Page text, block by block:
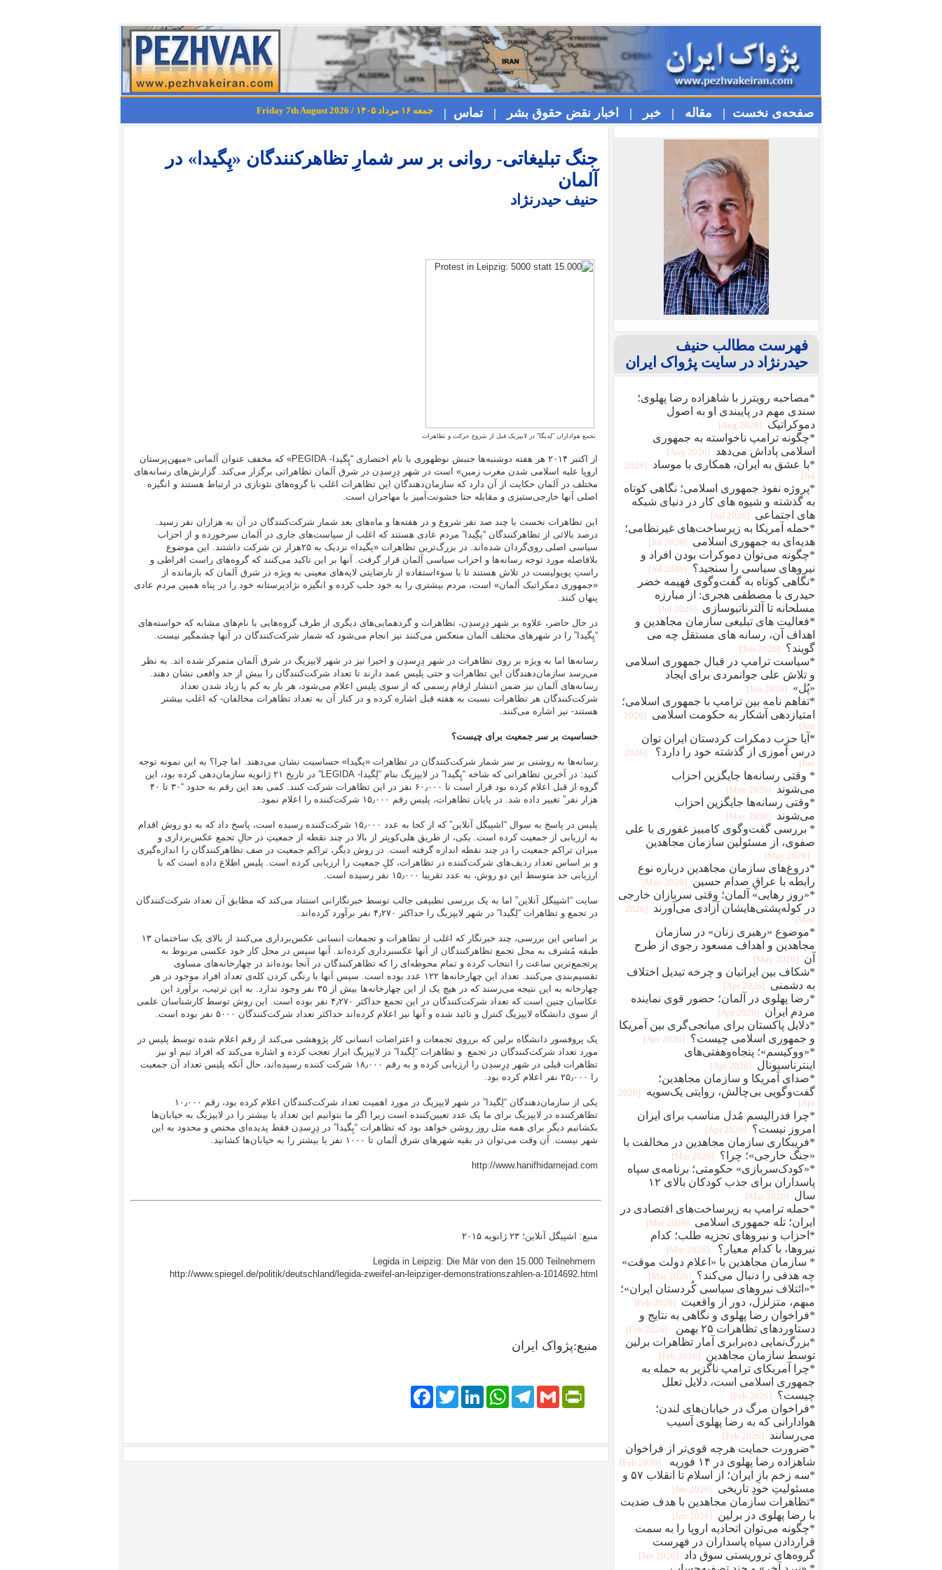
صفحه‌ی نخست | مقاله | خبر | اخبار نقض حقوق بشر | تماس | جمعه ۱۶ مرداد ۱۴۰۵ / Friday 7th August 2026
جنگ تبلیغاتی- روانی بر سر شمارِ تظاهرکنندگان «پِگیدا» در
آلمان
حنیف حیدرنژاد
تجمع هواداران "لِدیگا" در لایپزیک قبل از شروع حرکت و تظاهرات
از اکتبر ۲۰۱۴ هر هفته دوشنبه‌ها جنبش نوظهوری با نام اختصاری “پِگیدا- PEGIDA» که مخفف عنوان آلمانی «میهن‌پرستان
اروپا علیه اسلامی شدن مغرب زمین» است در شهر دِرِسدِن در شرق آلمان تظاهراتی برگزار می‌کند. گزارش‌های رسانه‌های
مختلف در آلمان حکایت از آن دارد که سازمان‌دهندگان این تظاهرات اغلب با گروه‌های نئونازی در ارتباط هستند و انگیزه
اصلی آنها خارجی‌ستیزی و مقابله حتا خشونت‌آمیز با مهاجران است.
این تظاهرات نخست با چند صد نفر شروع و در هفته‌ها و ماه‌های بعد شمار شرکت‌کنندگان در آن به هزاران نفر رسید.
درصد بالائی از تظاهرکنندگان “پگِیدا” مردم عادی هستند که اغلب از سیاست‌های جاری در آلمان سرخورده و از احزاب
سیاسی اصلی روی‌گردان شده‌اند. در بزرگ‌ترین تظاهرات «پگیدا» نزدیک به ۲۵هزار تن شرکت داشتند. این موضوع
بلافاصله مورد توجه رسانه‌ها و احزاب سیاسی آلمان قرار گرفت. آنها بر این تاکید می‌کنند که گروه‌های راست افراطی و
راستِ پوپولیست در تلاش هستند تا با سوءاستفاده از نارضایتی لایه‌های معینی به ویژه در شرق آلمان که بازمانده از
«جمهوری دمکراتیک آلمان» است، مردم بیشتری را به خود جلب کرده و انگیزه نژادپرستانه خود را در پناه همین مردم عادی
پنهان کنند.
در حال حاضر، علاوه بر شهر دِرِسدِن، تظاهرات و گردهمایی‌های دیگری از طرف گروه‌هایی با نام‌های مشابه که خواسته‌های
“پِگیدا” را در شهرهای مختلف آلمان منعکس می‌کنند نیز انجام می‌شود که شمار شرکت‌کنندگان در آنها چشمگیر نیست.
رسانه‌ها اما به ویژه بر روی تظاهرات در شهر دِرِسدِن و اخیرا نیز در شهر لایپزیگ در شرق آلمان متمرکز شده‌ اند. به نظر
می‌رسد سازمان‌دهندگان این تظاهرات و حتی پلیس عمد دارند تا تعداد شرکت‌کنندگان را بیش از حد واقعی نشان دهند.
رسانه‌های آلمان نیز ضمن انتشار ارقام رسمی که از سوی پلیس اعلام می‌شود، هر بار به کم یا زیاد شدن تعداد
شرکت‌کنندگان هر تظاهرات نسبت به هفته قبل اشاره کرده و در کنار آن به تعداد تظاهرات مخالفان- که اغلب بیشتر
هستند- نیز اشاره می‌کنند.
حساسیت بر سر جمعیت برای چیست؟
رسانه‌ها به روشنی بر سر شمار شرکت‌کنندگان در تظاهرات «پگیدا» حساسیت نشان می‌دهند. اما چرا؟ به این نمونه توجه
کنید: در آخرین تظاهراتی که شاخه “پِگیدا” در لایپزیگ بنام “لِگیدا- LEGIDA” در تاریخ ۲۱ ژانویه سازمان‌دهی کرده بود، این
گروه از قبل اعلام کرده بود قرار است تا ۶۰٫۰۰۰ نفر در این تظاهرات شرکت کنند. کمی بعد این رقم به حدود “۳۰ تا ۴۰
هزار نفر” تغییر داده شد. در پایان تظاهرات، پلیس رقم ۱۵٫۰۰۰ شرکت‌کننده را اعلام نمود.
پلیس در پاسخ به سوال “اشپیگل آنلاین” که از کجا به عدد ۱۵٫۰۰۰ شرکت‌کننده رسیده است، پاسخ داد که به دو روش اقدام
به ارزیابی از جمعیت کرده است. یکی، از طریق هلی‌کوپتر از بالا در چند نقطه از جمعیتِ در حالِ تجمع عکس‌برداری و
میزان تراکم جمعیت را در چند نقطه اندازه گرفته است. در روش دیگر، تراکم جمعیت در صف تظاهرکنندگان را اندازه‌گیری
و بر اساس تعداد ردیف‌های شرکت‌کننده در تظاهرات، کلِ جمعیت را ارزیابی کرده است. پلیس اطلاع داده است که با
ارزیابی حد متوسط این دو روش، به عدد تقریبا ۱۵٫۰۰۰ نفر رسیده است.
سایت “اشپیگل آنلاین” اما به یک بررسی تطبیقی جالب توسط خبرنگارانی استناد می‌کند که مطابق آن تعداد شرکت‌کنندگان
در تجمع و تظاهرات “لِگیدا” در شهر لایپزیگ را حداکثر ۴٫۲۷۰ نفر برآورد کرده‌اند.
بر اساس این بررسی، چند خبرنگار که اغلب از تظاهرات و تجمعات انسانی عکس‌برداری می‌کنند از بالای یک ساختمان ۱۳
طبقه مُشرف به محل تجمع تظاهرکنندگان از آنها عکسبرداری کرده‌اند. آنها سپس در محل کار خود عکسی مربوط به
پرتجمع‌ترین ساعت را انتخاب کرده و تمام محوطه‌ای را که تظاهرکنندگان در آنجا بوده‌اند در چهارخانه‌های مساوی
تقسیم‌بندی می‌کنند. تعداد این چهارخانه‌ها ۱۲۲ عدد بوده است. سپس آنها با رنگی کردن کله‌ی تعداد افراد موجود در هر
چهارخانه به این نتیجه می‌رسند که در هیچ یک از این چهارخانه‌ها بیش از ۳۵ نفر وجود ندارد. به این ترتیب، برآورد این
عکاسان چنین است که تعداد شرکت‌کنندگان در این تجمع حداکثر ۴٫۲۷۰ نفر بوده است. این روش توسط کارشناسان علمی
از سوی دانشگاه لایپزیگ کنترل و تائید شده و آنها نیز اعلام کرده‌اند حداکثر تعداد شرکت‌کنندگان ۵۰۰۰ نفر بوده است.
یک پروفسور دانشگاه برلین که برروی تجمعات و اعتراضات انسانی کار پژوهشی می‌کند از رقم اعلام شده توسط پلیس در
مورد تعداد شرکت‌کنندگان در تجمع و تظاهرات “لِگیدا” در لایپزیگ ابراز تعجب کرده و اشاره می‌کند که افراد تیم او نیز
تظاهرات قبلی در شهر دِرِسدِن را ارزیابی کرده و به رقم ۱۸٫۰۰۰ شرکت کننده رسیده‌اند، حال آنکه پلیس تعداد آن جمعیت
را ۲۵٫۰۰۰ نفر اعلام کرده بود.
یکی از سازمان‌دهندگان “لِگیدا” در شهر لایپزیگ در مورد اهمیت تعداد شرکت‌کنندگان اعلام کرده بود، رقم ۱۰٫۰۰۰
تظاهرکننده در لایپزیگ برای ما یک عدد تعیین‌کننده است زیرا اگر ما بتوانیم این تعداد یا بیشتر را در لایپزیگ به خیابان‌ها
بکشانیم دیگر برای همه مثل روز روشن خواهد بود که تظاهرات “پِگیدا” در دِرِسدِن فقط پدیده‌ای مختص و محدود به این
شهر نیست. آن وقت می‌توان در بقیه شهرهای شرق آلمان تا ۱۰۰۰ نفر یا بیشتر را به خیابان‌ها کشانید.
http://www.hanifhidarnejad.com
منبع: اشپیگل آنلاین؛ ۲۳ ژانویه ۲۰۱۵
http://www.spiegel.de/politik/deutschland/legida-zweifel-an-leipziger-demonstrationszahlen-a-1014692.html
منبع:پژواک ایران
FacebookTwitterLinkedIn
WhatsAppTelegramGmail
PrintFriendly
فهرست مطالب حنیف
حیدرنژاد در سایت پژواک ایران
*مصاحبه رویترز با شاهزاده رضا پهلوی؛
سندی مهم در پایبندی او به اصول
دموکراتیک
[2026 Aug]
*چگونه ترامپ ناخواسته به جمهوری
اسلامی پاداش می‌دهد
[2026 Aug]
*با عشق به ایران، همکاری با موساد
[2026
Jul]
*پروژه نفوذ جمهوری اسلامی؛ نگاهی کوتاه
به گذشته و شیوه های کار در دنیای شبکه
های اجتماعی
[2026 Jul]
*حمله آمریکا به زیرساخت‌های غیرنظامی؛
هدیه‌ای به جمهوری اسلامی
[2026 Jul]
*چگونه می‌توان دموکرات بودن افراد و
نیروهای سیاسی را سنجید؟
[2026 Jul]
*نگاهی کوتاه به گفت‌وگوی فهیمه خضر
حیدری با مصطفی هجری: از مبارزه
مسلحانه تا آلترناتیوسازی
[2026 Jul]
*فعالیت های تبلیغی سازمان مجاهدین و
اهداف آن، رسانه های مستقل چه می
گویند؟
[2026 Jun]
*سیاست ترامپ در قبال جمهوری اسلامی
و تلاش علی جوانمردی برای ایجاد
«پُل»
[2026 Jun]
*تفاهم نامه بین ترامپ با جمهوری اسلامی؛
امتیازدهی آشکار به حکومت اسلامی
[2026
Jun]
*آیا حزب دمکرات کردستان ایران توان
درس آموزی از گذشته خود را دارد؟
[2026
Jun]
* وقتی رسانه‌ها جایگزین احزاب
می‌شوند
[2026 May]
*وقتی رسانه‌ها جایگزین احزاب
می‌شوند
[2026 May]
* بررسی گفت‌وگوی کامبیز غفوری با علی
صفوی، از مسئولین سازمان مجاهدین
[2026 May]
*دروغ‌های سازمان مجاهدین درباره نوع
رابطه با عراقِ صدام حسین
[2026 May]
*«روز رهایی» آلمان؛ وقتی سربازان خارجی
در کوله‌پشتی‌هایشان آزادی می‌آورند
[2026
May]
*موضوع «رهبری زنان» در سازمان
مجاهدین و اهداف مسعود رجوی از طرح
آن
[2026 May]
*شکاف بین ایرانیان و چرخه تبدیل اختلاف
به دشمنی
[2026 Apr]
*رضا پهلوی در آلمان؛ حضور قوی نماینده
مردم ایران
[2026 Apr]
*دلایل پاکستان برای میانجی‌گری بین آمریکا
و جمهوری اسلامی چیست؟
[2026 Apr]
*«ووکیسم»؛ پنجاه‌وهفتی‌های
اینترناسیونال
[2026 Apr]
*صدای آمریکا و سازمان مجاهدین؛
گفت‌وگویی بی‌چالش، روایتی یک‌سویه
[2026
Apr]
*چرا فدرالیسم مُدل مناسب برای ایران
امروز نیست؟
[2026 Apr]
*فریبکاری سازمان مجاهدین در مخالفت با
«جنگ خارجی»؛ چرا؟
[2026 Mar]
*«کودک‌سربازی» حکومتی؛ برنامه‌ی سپاه
پاسداران برای جذب کودکان بالای ۱۲
سال
[2026 Mar]
*حمله ترامپ به زیرساخت‌های اقتصادی در
ایران؛ تله جمهوری اسلامی
[2026 Mar]
*احزاب و نیروهای تجزیه طلب؛ کدام
نیروها، با کدام معیار؟
[2026 Mar]
* سازمان مجاهدین با «اعلام دولت موقت»
چه هدفی را دنبال می‌کند؟
[2026 Mar]
*«ائتلاف نیروهای سیاسی کُردستان ایران»؛
مبهم، متزلزل، دور از واقعیت
[2026 Feb]
*فراخوان رضا پهلوی و نگاهی به نتایج و
دستاوردهای تظاهرات ۲۵ بهمن
[2026 Feb]
*بزرگ‌نمایی ده‌برابری آمار تظاهرات برلین
توسط سازمان مجاهدین
[2026 Feb]
*چرا آمریکای ترامپ ناگزیر به حمله به
جمهوری اسلامی است، دلایل تعلل
چیست؟
[2026 Feb]
*فراخوان مرگ در خیابان‌های لندن؛
هوادارانی که به رضا پهلوی آسیب
می‌رسانند
[2026 Feb]
*ضرورت حمایت هرچه قوی‌تر از فراخوان
شاهزاده رضا پهلوی در ۱۴ فوریه
[2026 Feb]
*سه زخم بازِ ایران؛ از اسلام تا انقلاب ۵۷ و
مسئولیتِ خودِ تاریخی
[2026 Jan]
*تظاهرات سازمان مجاهدین با هدف ضدیت
با رضا پهلوی در برلین
[2026 Jan]
*چگونه می‌توان اتحادیه اروپا را به سمت
قراردادن سپاه پاسداران در فهرست
گروه‌های تروریستی سوق داد
[2026 Jan]